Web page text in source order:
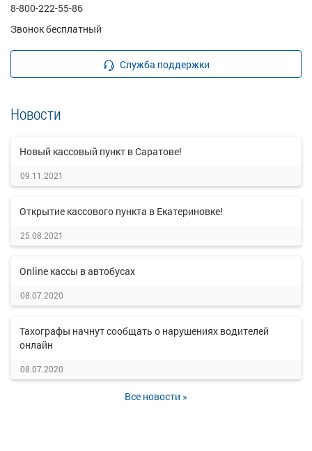
8-800-222-55-86
Звонок бесплатный
Служба поддержки
Новости
Новый кассовый пункт в Саратове!
09.11.2021
Открытие кассового пункта в Екатериновке!
25.08.2021
Online кассы в автобусах
08.07.2020
Тахографы начнут сообщать о нарушениях водителей
онлайн
08.07.2020
Все новости »